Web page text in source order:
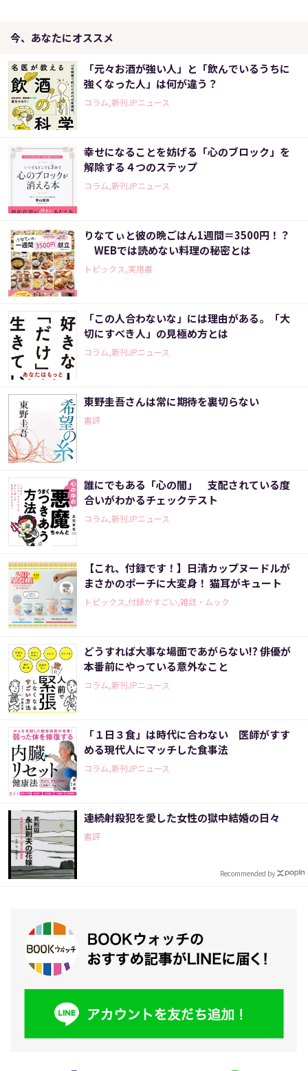
今、あなたにオススメ
「元々お酒が強い人」と「飲んでいるうちに
強くなった人」は何が違う？
コラム,新刊JPニュース
幸せになることを妨げる「心のブロック」を
解除する４つのステップ
コラム,新刊JPニュース
りなてぃと彼の晩ごはん1週間＝3500円！？
WEBでは読めない料理の秘密とは
トピックス,実用書
「この人合わないな」には理由がある。「大
切にすべき人」の見極め方とは
コラム,新刊JPニュース
東野圭吾さんは常に期待を裏切らない
書評
誰にでもある「心の闇」 支配されている度
合いがわかるチェックテスト
コラム,新刊JPニュース
【これ、付録です！】日清カップヌードルが
まさかのポーチに大変身！ 猫耳がキュート
トピックス,付録がすごい,雑誌・ムック
どうすれば大事な場面であがらない!? 俳優が
本番前にやっている意外なこと
コラム,新刊JPニュース
「１日３食」は時代に合わない 医師がすす
める現代人にマッチした食事法
コラム,新刊JPニュース
連続射殺犯を愛した女性の獄中結婚の日々
書評
Recommended by